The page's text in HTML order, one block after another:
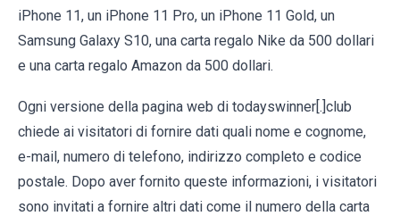
iPhone 11, un iPhone 11 Pro, un iPhone 11 Gold, un
Samsung Galaxy S10, una carta regalo Nike da 500 dollari
e una carta regalo Amazon da 500 dollari.
Ogni versione della pagina web di todayswinner[.]club
chiede ai visitatori di fornire dati quali nome e cognome,
e-mail, numero di telefono, indirizzo completo e codice
postale. Dopo aver fornito queste informazioni, i visitatori
sono invitati a fornire altri dati come il numero della carta